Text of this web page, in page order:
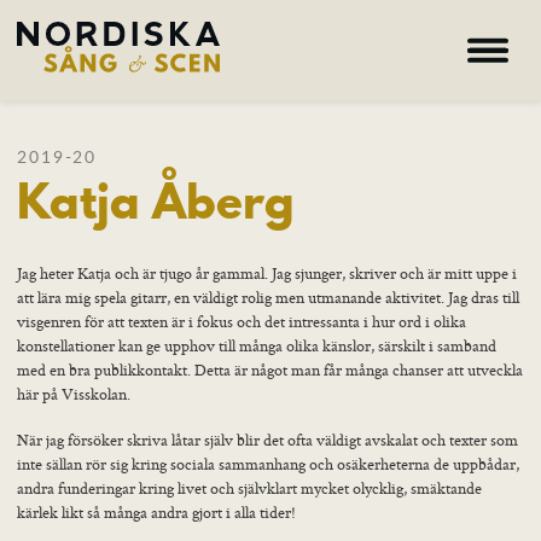
Hem
Om oss
Kurser
Lärare
Deltagare
Nyheter
Galleri
Hem – Nordiska folkhögskolan
Kurser
2019-20
Katja Åberg
Jag heter Katja och är tjugo år gammal. Jag sjunger, skriver och är mitt uppe i
att lära mig spela gitarr, en väldigt rolig men utmanande aktivitet. Jag dras till
visgenren för att texten är i fokus och det intressanta i hur ord i olika
konstellationer kan ge upphov till många olika känslor, särskilt i samband
med en bra publikkontakt. Detta är något man får många chanser att utveckla
här på Visskolan.
När jag försöker skriva låtar själv blir det ofta väldigt avskalat och texter som
inte sällan rör sig kring sociala sammanhang och osäkerheterna de uppbådar,
andra funderingar kring livet och självklart mycket olycklig, smäktande
kärlek likt så många andra gjort i alla tider!